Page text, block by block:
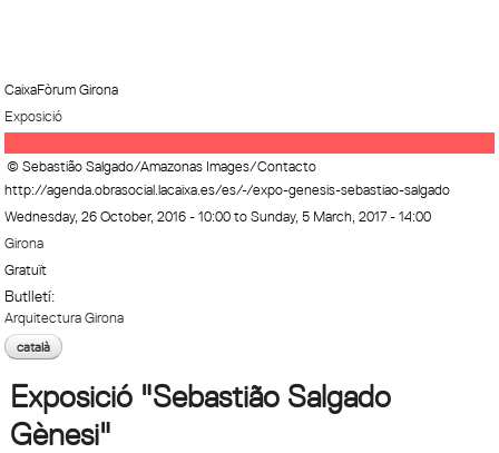
CaixaFòrum Girona
Exposició
© Sebastião Salgado/Amazonas Images/Contacto
http://agenda.obrasocial.lacaixa.es/es/-/expo-genesis-sebastiao-salgado
Wednesday, 26 October, 2016 - 10:00toSunday, 5 March, 2017 - 14:00
Girona
Gratuït
Butlletí:
Arquitectura Girona
català
Exposició "Sebastião Salgado
Gènesi"